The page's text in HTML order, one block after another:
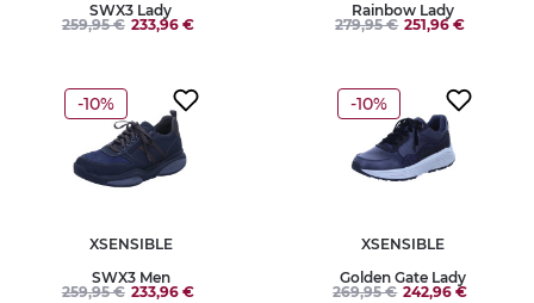
SWX3 Lady
259,95 € 233,96 €
Rainbow Lady
279,95 € 251,96 €
-10%
XSENSIBLE
SWX3 Men
259,95 € 233,96 €
-10%
XSENSIBLE
Golden Gate Lady
269,95 € 242,96 €